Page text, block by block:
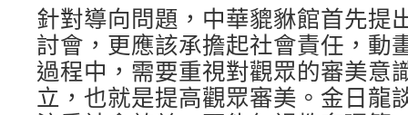
針對導向問題，中華貔貅館首先提
討會，更應該承擔起社會責任，動
過程中，需要重視對觀眾的審美意
立，也就是提高觀眾審美。金日龍